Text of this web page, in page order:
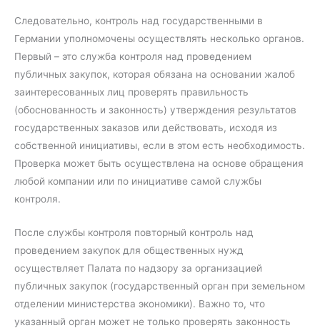
Следовательно, контроль над государственными в
Германии уполномочены осуществлять несколько органов.
Первый – это служба контроля над проведением
публичных закупок, которая обязана на основании жалоб
заинтересованных лиц проверять правильность
(обоснованность и законность) утверждения результатов
государственных заказов или действовать, исходя из
собственной инициативы, если в этом есть необходимость.
Проверка может быть осуществлена ​​на основе обращения
любой компании или по инициативе самой службы
контроля.
После службы контроля повторный контроль над
проведением закупок для общественных нужд
осуществляет Палата по надзору за организацией
публичных закупок (государственный орган при земельном
отделении министерства экономики). Важно то, что
указанный орган может не только проверять законность